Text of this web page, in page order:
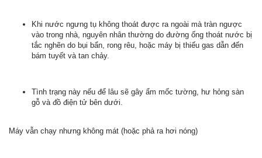
Khi nước ngưng tụ không thoát được ra ngoài mà tràn ngược
vào trong nhà, nguyên nhân thường do đường ống thoát nước bị
tắc nghẽn do bụi bẩn, rong rêu, hoặc máy bị thiếu gas dẫn đến
bám tuyết và tan chảy.
Tình trạng này nếu để lâu sẽ gây ẩm mốc tường, hư hỏng sàn
gỗ và đồ điện tử bên dưới.
Máy vẫn chạy nhưng không mát (hoặc phả ra hơi nóng)